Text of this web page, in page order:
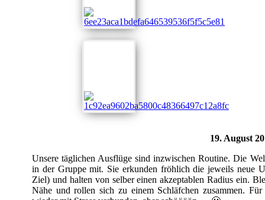
19. August
Unsere täglichen Ausflüge sind inzwischen Routine. Die
in der Gruppe mit. Sie erkunden fröhlich die jeweils neue
Ziel) und halten von selber einen akzeptablen Radius ein.
Nähe und rollen sich zu einem Schläfchen zusammen.